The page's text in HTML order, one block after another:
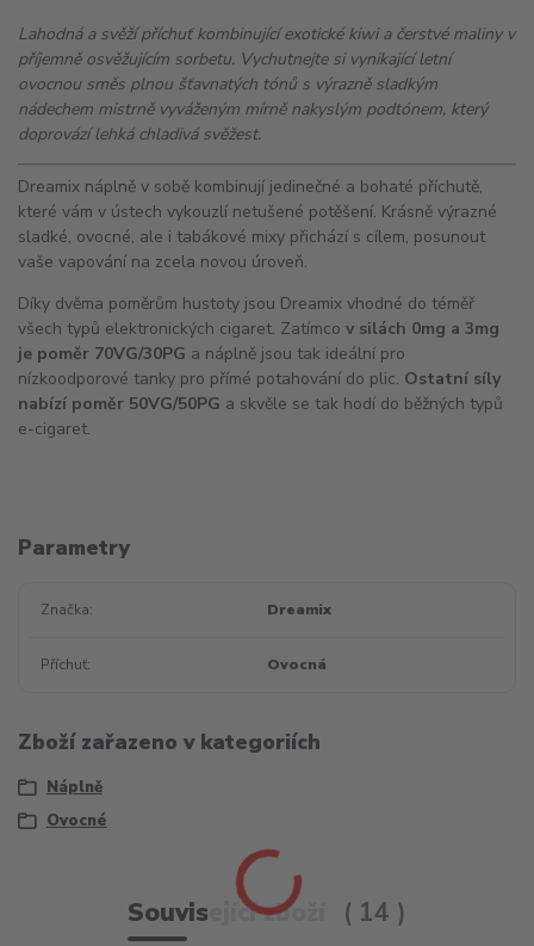
Lahodná a svěží příchuť kombinující exotické kiwi a čerstvé maliny v
příjemně osvěžujícím sorbetu. Vychutnejte si vynikající letní
ovocnou směs plnou šťavnatých tónů s výrazně sladkým
nádechem mistrně vyváženým mírně nakyslým podtónem, který
doprovází lehká chladivá svěžest.
Dreamix náplně v sobě kombinují jedinečné a bohaté příchutě,
které vám v ústech vykouzlí netušené potěšení. Krásně výrazné
sladké, ovocné, ale i tabákové mixy přichází s cílem, posunout
vaše vapování na zcela novou úroveň.
Díky dvěma poměrům hustoty jsou Dreamix vhodné do téměř
všech typů elektronických cigaret. Zatímco v silách 0mg a 3mg
je poměr 70VG/30PG a náplně jsou tak ideální pro
nízkoodporové tanky pro přímé potahování do plic. Ostatní síly
nabízí poměr 50VG/50PG a skvěle se tak hodí do běžných typů
e-cigaret.
Parametry
Značka Dreamix
Příchuť Ovocná
Zboží zařazeno v kategoriích
Náplně
Ovocné
Související zboží 14